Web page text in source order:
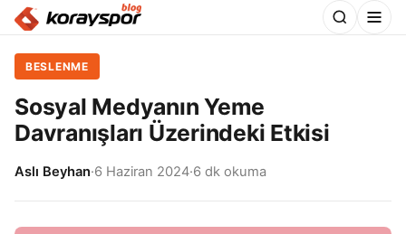
BESLENME
Sosyal Medyanın Yeme
Davranışları Üzerindeki Etkisi
Aslı Beyhan·6 Haziran 2024·6 dk okuma